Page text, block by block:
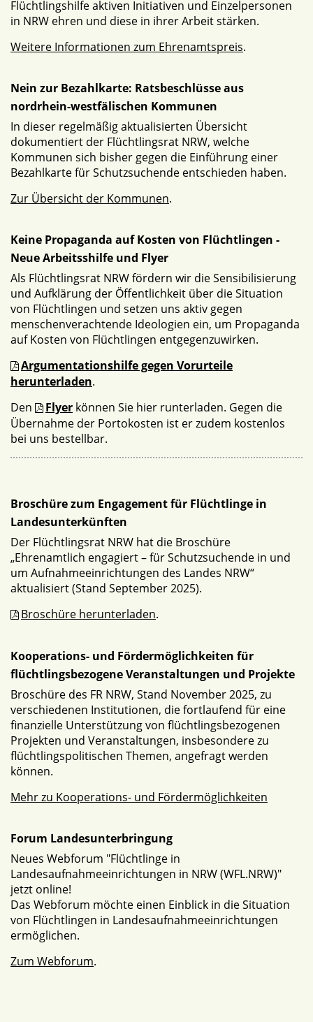
Flüchtlingshilfe aktiven Initiativen und Einzelpersonen
in NRW ehren und diese in ihrer Arbeit stärken.
Weitere Informationen zum Ehrenamtspreis.
Nein zur Bezahlkarte: Ratsbeschlüsse aus
nordrhein-westfälischen Kommunen
In dieser regelmäßig aktualisierten Übersicht
dokumentiert der Flüchtlingsrat NRW, welche
Kommunen sich bisher gegen die Einführung einer
Bezahlkarte für Schutzsuchende entschieden haben.
Zur Übersicht der Kommunen.
Keine Propaganda auf Kosten von Flüchtlingen -
Neue Arbeitsshilfe und Flyer
Als Flüchtlingsrat NRW fördern wir die Sensibilisierung
und Aufklärung der Öffentlichkeit über die Situation
von Flüchtlingen und setzen uns aktiv gegen
menschenverachtende Ideologien ein, um Propaganda
auf Kosten von Flüchtlingen entgegenzuwirken.
Argumentationshilfe gegen Vorurteile
herunterladen.
Den
Flyer können Sie hier runterladen. Gegen die
Übernahme der Portokosten ist er zudem kostenlos
bei uns bestellbar.
Broschüre zum Engagement für Flüchtlinge in
Landesunterkünften
Der Flüchtlingsrat NRW hat die Broschüre
„Ehrenamtlich engagiert – für Schutzsuchende in und
um Aufnahmeeinrichtungen des Landes NRW“
aktualisiert (Stand September 2025).
Broschüre herunterladen.
Kooperations- und Fördermöglichkeiten für
flüchtlingsbezogene Veranstaltungen und Projekte
Broschüre des FR NRW, Stand November 2025, zu
verschiedenen Institutionen, die fortlaufend für eine
finanzielle Unterstützung von flüchtlingsbezogenen
Projekten und Veranstaltungen, insbesondere zu
flüchtlingspolitischen Themen, angefragt werden
können.
Mehr zu Kooperations- und Fördermöglichkeiten
Forum Landesunterbringung
Neues Webforum "Flüchtlinge in
Landesaufnahmeeinrichtungen in NRW (WFL.NRW)"
jetzt online!
Das Webforum möchte einen Einblick in die Situation
von Flüchtlingen in Landesaufnahmeeinrichtungen
ermöglichen.
Zum Webforum.